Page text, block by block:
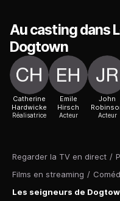
Regarder la TV en direct /
Films en streaming /
Les seigneurs de
Au casting dans
Dogtown
Catherine
Hardwicke
Réalisatrice
Emile
Hirsch
Acteur
John
Acteur